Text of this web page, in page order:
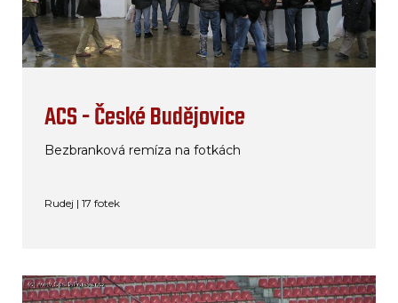
ACS - České Budějovice
Bezbranková remíza na fotkách
Rudej | 17 fotek